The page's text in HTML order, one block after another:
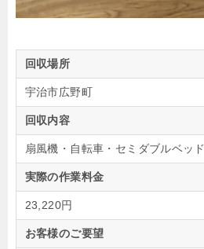
回収場所
宇治市広野町
回収内容
扇風機・自転車・セミダブルベッド
実際の作業料金
23,220円
お客様のご要望